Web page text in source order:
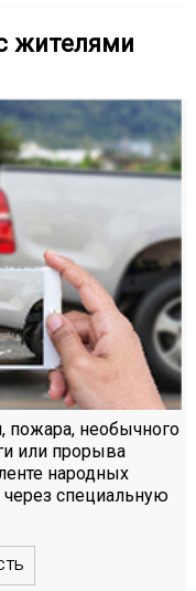
жителями
пожара, необычного
или прорыва
народных
через специальную